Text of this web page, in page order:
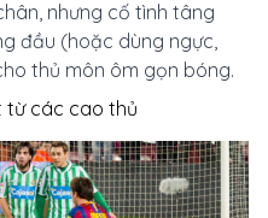
nhưng cố tình tâng
đầu (hoặc dùng ngực,
thủ môn ôm gọn bóng.
từ các cao thủ